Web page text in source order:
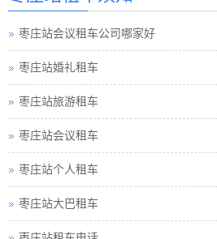
枣庄站会议租车公司哪家好
枣庄站婚礼租车
枣庄站旅游租车
枣庄站会议租车
枣庄站个人租车
枣庄站大巴租车